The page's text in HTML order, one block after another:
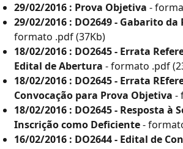
aqui os
Inscritos Como Deficientes por Ano
Ano
29/02/2016 : Prova Objetiva -
29/02/2016 : DO2649 - Gabarito
formato .pdf (37Kb)
18/02/2016 : DO2645 - Errata
Edital de Abertura - formato .pdf
18/02/2016 : DO2645 - Errata
Convocação para Prova Objetiva -
18/02/2016 : DO2645 - Resposta à
Inscrição como Deficiente-
16/02/2016 : DO2644 - Edital de